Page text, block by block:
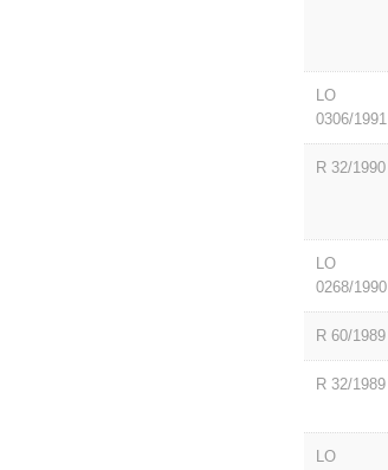
LO
0306/1991
R 32/1990
LO
0268/1990
R 60/1989
R 32/1989
LO